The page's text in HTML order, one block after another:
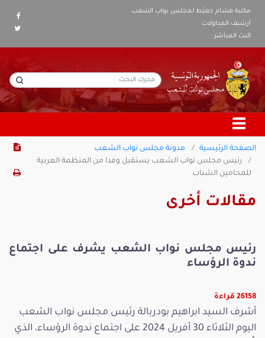
مكتبة هشام جعيّط لمجلس نواب الشعب
أرشيف المداولات
البث المباشر
الصفحة الرئيسية
مدونة مجلس نواب الشعب
رئيس مجلس نواب الشعب يستقبل وفدا من المنظمة العربية
للمحامين الشباب
مقالات أخرى
رئيس مجلس نواب الشعب يشرف على اجتماع
ندوة الرؤساء
26158 قراءة
أشرف السيد ابراهيم بودربالة رئيس مجلس نواب الشعب
اليوم الثلاثاء 30 أفريل 2024 على اجتماع ندوة الرؤساء، الذي